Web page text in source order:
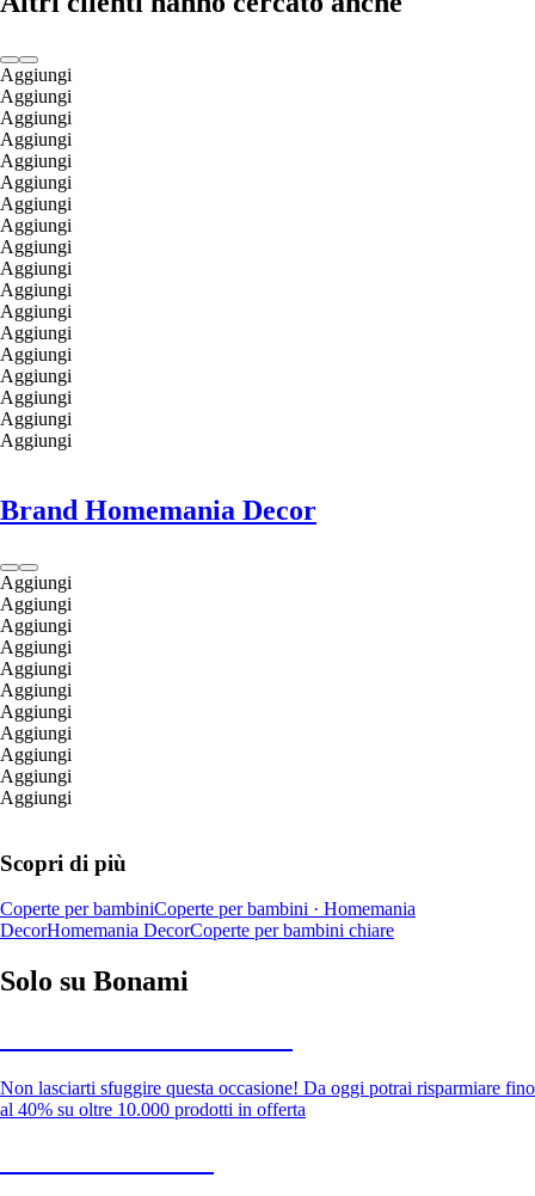
Aggiungi
Aggiungi
Aggiungi
Aggiungi
Aggiungi
Aggiungi
Aggiungi
Aggiungi
Aggiungi
Aggiungi
Aggiungi
Aggiungi
Aggiungi
Aggiungi
Aggiungi
Aggiungi
Aggiungi
Aggiungi
Brand Homemania Decor
Aggiungi
Aggiungi
Aggiungi
Aggiungi
Aggiungi
Aggiungi
Aggiungi
Aggiungi
Aggiungi
Aggiungi
Aggiungi
Scopri di più
Coperte per bambiniCoperte per bambini · Homemania
DecorHomemania DecorCoperte per bambini chiare
Solo su Bonami
Non lasciarti sfuggire questa occasione! Da oggi potrai risparmiare fino
al 40% su oltre 10.000 prodotti in offerta